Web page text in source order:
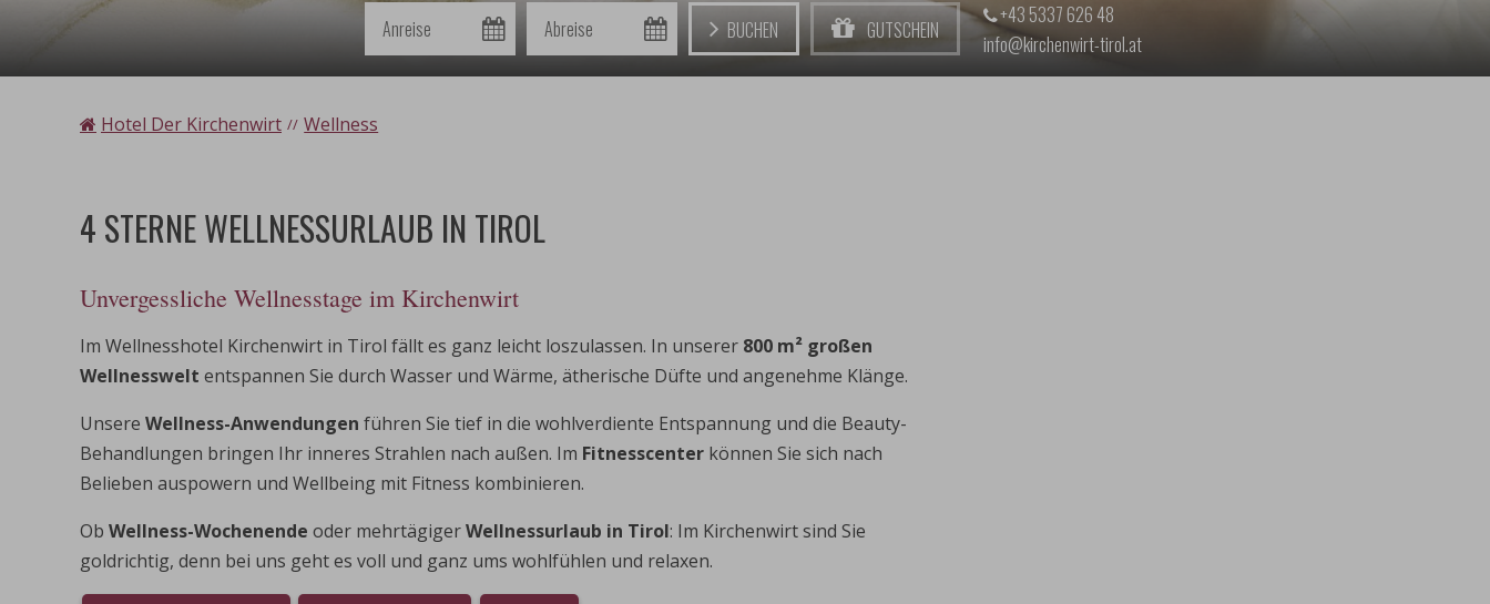
Anreise Abreise Buchen Gutschein
+43 5337 626 48
info@kirchenwirt-tirol.at
Hotel Der Kirchenwirt Wellness
4 STERNE WELLNESSURLAUB IN TIROL
Unvergessliche Wellnesstage im Kirchenwirt
Im Wellnesshotel Kirchenwirt in Tirol fällt es ganz leicht loszulassen. In unserer 800 m² großen
Wellnesswelt entspannen Sie durch Wasser und Wärme, ätherische Düfte und angenehme Klänge.
Unsere Wellness-Anwendungen führen Sie tief in die wohlverdiente Entspannung und die Beauty-
Behandlungen bringen Ihr inneres Strahlen nach außen. Im Fitnesscenter können Sie sich nach
Belieben auspowern und Wellbeing mit Fitness kombinieren.
Ob Wellness-Wochenende oder mehrtägigerWellnessurlaub in Tirol: Im Kirchenwirt sind Sie
goldrichtig, denn bei uns geht es voll und ganz ums wohlfühlen und relaxen.